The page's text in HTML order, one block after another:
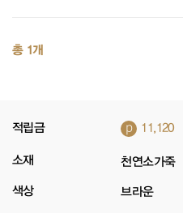
총 1개
적립금 p 11,120
소재 천연소가죽
색상 브라운